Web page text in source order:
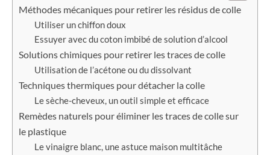
Méthodes mécaniques pour retirer les résidus de colle
Utiliser un chiffon doux
Essuyer avec du coton imbibé de solution d’alcool
Solutions chimiques pour retirer les traces de colle
Utilisation de l’acétone ou du dissolvant
Techniques thermiques pour détacher la colle
Le sèche-cheveux, un outil simple et efficace
Remèdes naturels pour éliminer les traces de colle sur
le plastique
Le vinaigre blanc, une astuce maison multitâche